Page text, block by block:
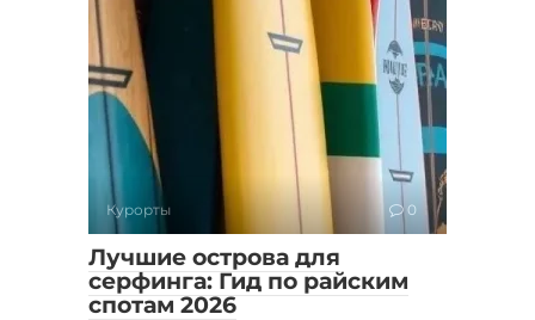
Курорты 0
Лучшие острова для
серфинга: Гид по райским
спотам 2026